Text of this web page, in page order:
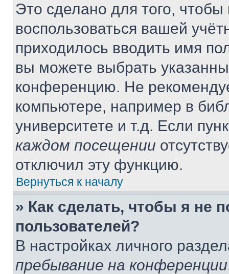
Это сделано для того, чтобы
воспользоваться вашей
приходилось вводить имя
вы можете выбрать
конференцию. Не
компьютере, например в
университете и т.д. Если
каждом посещении
отключил эту функцию.
Вернуться к началу
» Как сделать, чтобы я не
пользователей?
В настройках личного
пребывание на конференции